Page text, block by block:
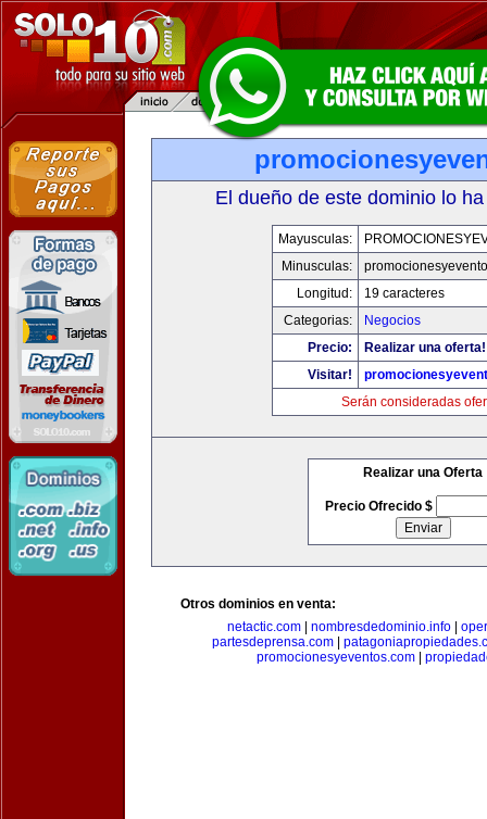
El dueño de este dominio lo
Mayusculas:
Minusculas:
Longitud:
19 caracteres
Categorias:
Negocios
Precio:
Realizar una oferta!
Visitar!
Serán consideradas
Realizar una Oferta
Precio Ofrecido $
Otros dominios en venta:
netactic.com| nombresdedominio.info|
partesdeprensa.com|
promocionesyeventos.com|